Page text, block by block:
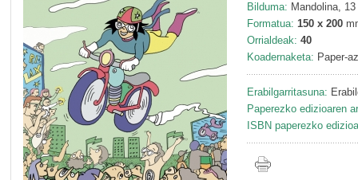
Bilduma: Mandolina, 13
Formatua: 150 x 200
Orrialdeak: 40
Koadernaketa: Paper-
Erabilgarritasuna:
Paperezko edizioaren
ISBN paperezko